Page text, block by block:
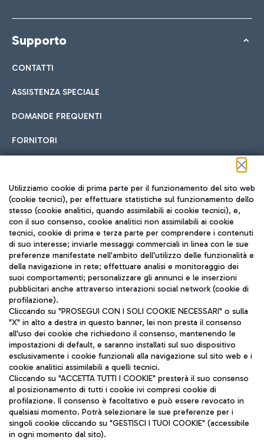
Supporto
CONTATTI
ASSISTENZA SPECIALE
DOMANDE FREQUENTI
FORNITORI
Seguici sui social
TRAVEL JOURNAL
ITA
Aeroporti di Roma S.p.A. - Società soggetta a direzione e
coordinamento di Mundys S.p.A.
Codice fiscale e Registro delle Imprese di Roma 13032990155 P.
IVA 06572251004
Capitale sociale 62.224.743,00 int. vers.
Sede legale: Via Pier Paolo Racchetti 1 - 00054 Fiumicino (RM)
Utilizziamo cookie di prima parte per il funzionamento del sito web
(cookie tecnici), per effettuare statistiche sul funzionamento dello
stesso (cookie analitici, quando assimilabili ai cookie tecnici), e,
con il suo consenso, cookie analitici non assimilabili ai cookie
tecnici, cookie di prima e terza parte per comprendere i contenuti
di suo interesse; inviarle messaggi commerciali in linea con le sue
preferenze manifestate nell'ambito dell'utilizzo delle funzionalità e
della navigazione in rete; effettuare analisi e monitoraggio dei
suoi comportamenti; personalizzare gli annunci e le inserzioni
pubblicitari anche attraverso interazioni social network (cookie di
profilazione).
Cliccando su "PROSEGUI CON I SOLI COOKIE NECESSARI" o sulla
"X" in alto a destra in questo banner, lei non presta il consenso
all'uso dei cookie che richiedono il consenso, mantenendo le
impostazioni di default, e saranno installati sul suo dispositivo
esclusivamente i cookie funzionali alla navigazione sul sito web e i
cookie analitici assimilabili a quelli tecnici.
Cliccando su "ACCETTA TUTTI I COOKIE" presterà il suo consenso
al posizionamento di tutti i cookie ivi compresi cookie di
profilazione. Il consenso è facoltativo e può essere revocato in
qualsiasi momento. Potrà selezionare le sue preferenze per i
singoli cookie cliccando su "GESTISCI I TUOI COOKIE" (accessibile
in ogni momento dal sito).